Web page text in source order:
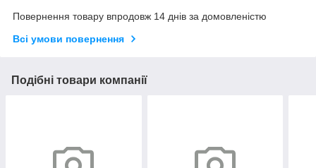
Повернення товару впродовж 14 днів за домовленістю
Всі умови повернення
Подібні товари компанії